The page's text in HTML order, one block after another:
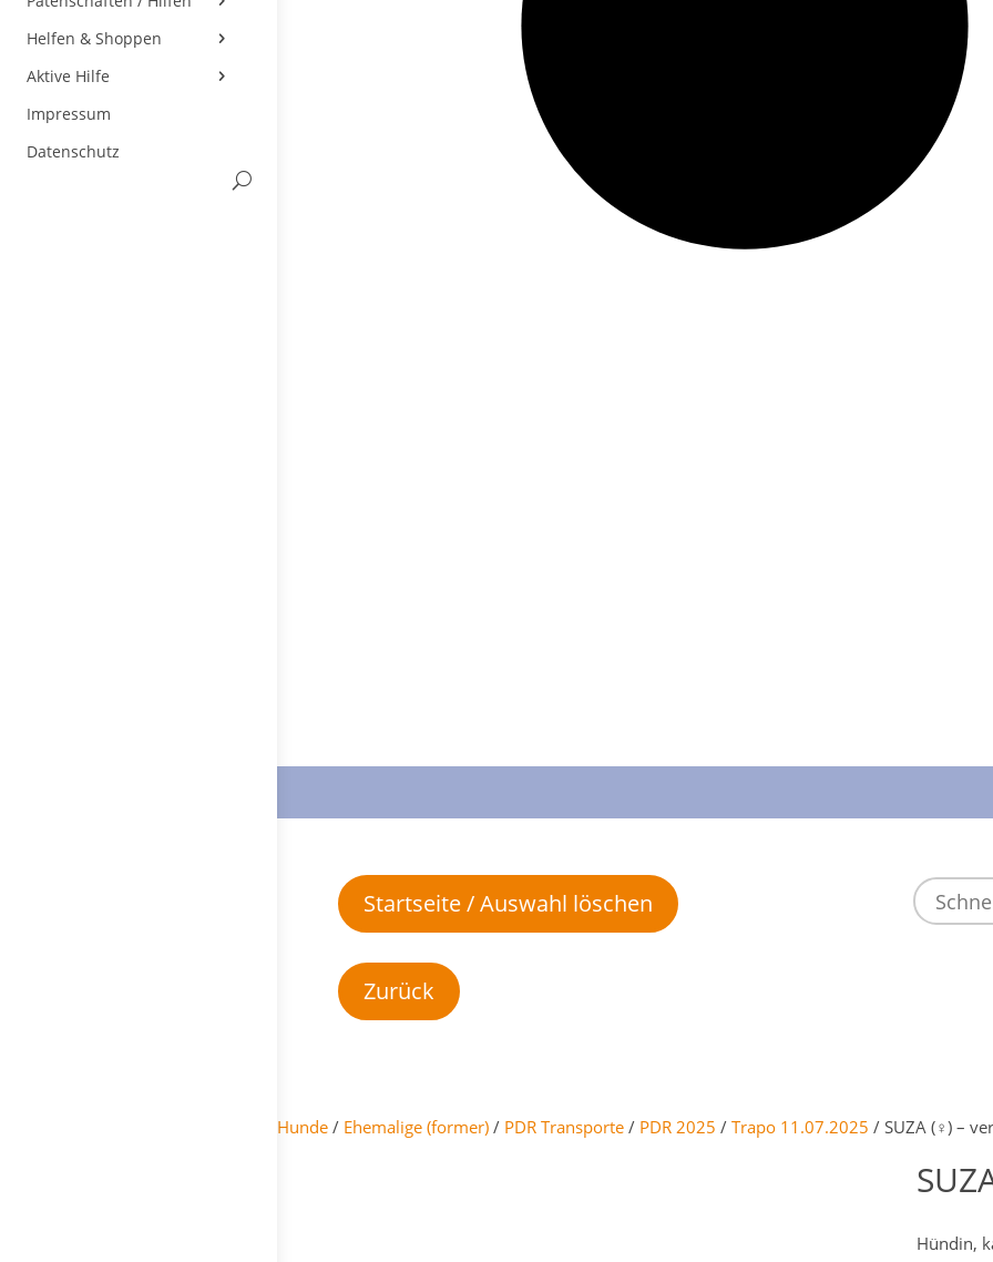
Startseite / Auswahl löschen
Helfen & Shoppen
Aktive Hilfe
Impressum
Datenschutz
Hunde / Ehemalige (former) / PDR Transporte / PDR 2025 / Trapo 11.07.2025 / SUZA (♀) –
Hündin,